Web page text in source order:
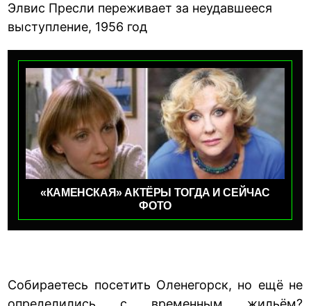
Элвис Пресли переживает за неудавшееся
выступление, 1956 год
«КАМЕНСКАЯ» АКТЁРЫ ТОГДА И СЕЙЧАС
ФОТО
Собираетесь посетить Оленегорск, но ещё не